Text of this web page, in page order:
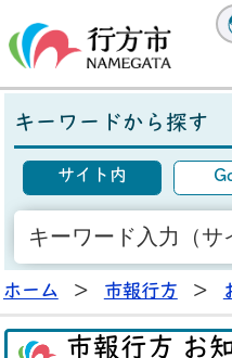
キーワードから探す
サイト内
ホーム > 市報行方 >
市報行方 お